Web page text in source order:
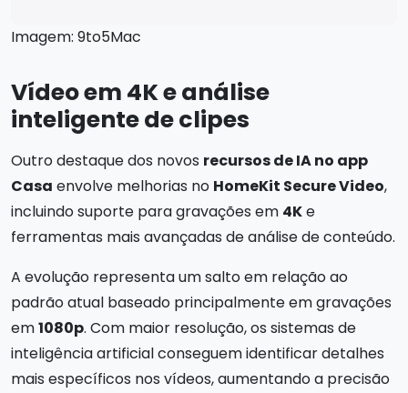
Imagem: 9to5Mac
Vídeo em 4K e análise
inteligente de clipes
Outro destaque dos novos recursos de IA no app
Casa envolve melhorias no HomeKit Secure Video,
incluindo suporte para gravações em 4Ke
ferramentas mais avançadas de análise de conteúdo.
A evolução representa um salto em relação ao
padrão atual baseado principalmente em gravações
em1080p. Com maior resolução, os sistemas de
inteligência artificial conseguem identificar detalhes
mais específicos nos vídeos, aumentando a precisão